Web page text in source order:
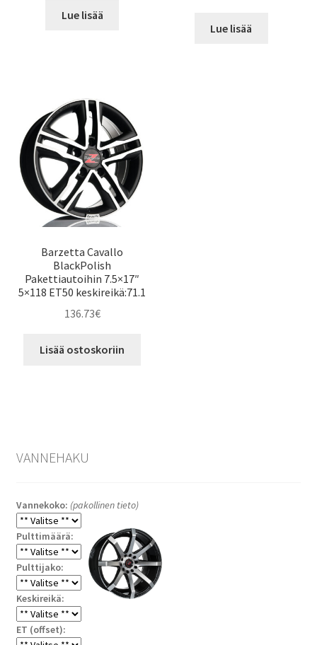
Lue lisää
Lue lisää
Barzetta Cavallo
BlackPolish
Pakettiautoihin 7.5×17″
5×118 ET50 keskireikä:71.1
136.73€
Lisää ostoskoriin
VANNEHAKU
Vannekoko: (pakollinen tieto)
Pulttimäärä:
Pulttijako:
Keskireikä:
ET (offset):